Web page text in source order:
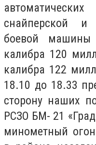
снайперской и
боевой
калибра 120
калибра 122
18.10 до 18.33
сторону наших
РСЗО БМ- 21
минометный